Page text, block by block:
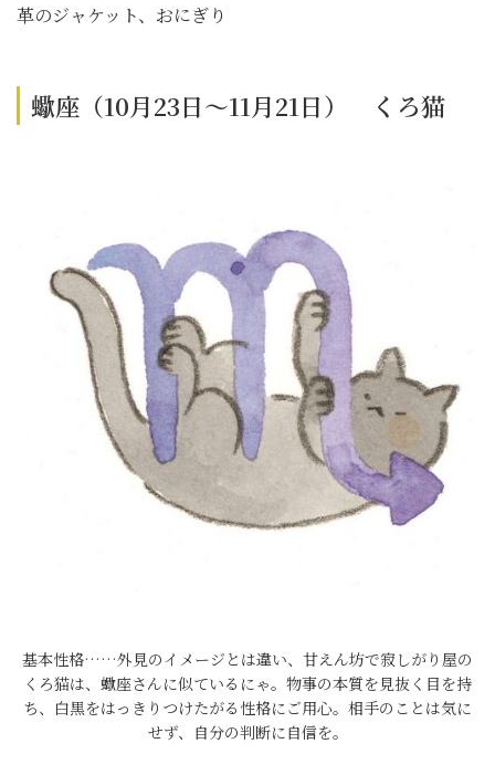
革のジャケット、おにぎり
蠍座（10月23日～11月21日） くろ猫
基本性格……外見のイメージとは違い、甘えん坊で寂しがり屋の
くろ猫は、蠍座さんに似ているにゃ。物事の本質を見抜く目を持
ち、白黒をはっきりつけたがる性格にご用心。相手のことは気に
せず、自分の判断に自信を。